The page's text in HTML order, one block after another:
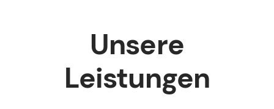
Unsere
Leistungen